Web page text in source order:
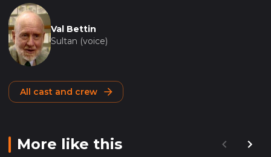
Val Bettin
Sultan (voice)
All cast and crew
More like this